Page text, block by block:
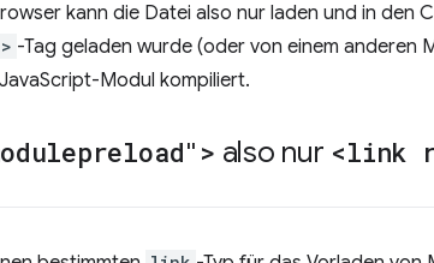
kann die Datei also nur laden und in den
-Tag geladen wurde (oder von einem anderen
Modul kompiliert.
also nur <link